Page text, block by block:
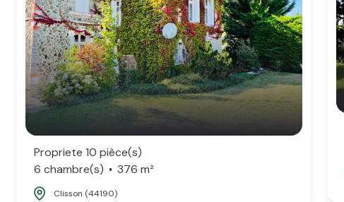
Propriete 10 pièce(s)
6 chambre(s)
376 m²
Clisson (44190)